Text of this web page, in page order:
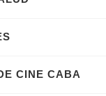
CINE CABA